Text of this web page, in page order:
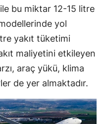
bu miktar 12-15 litre
yol
yakıt tüketimi
maliyetini etkileyen
araç yükü, klima
de yer almaktadır.